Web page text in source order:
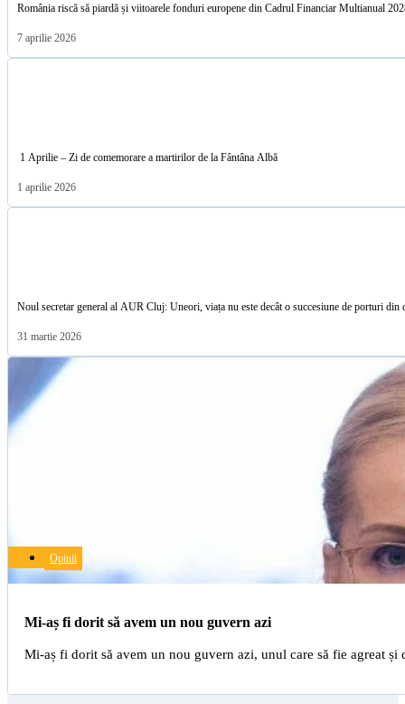
România riscă să piardă și viitoarele fonduri europene din Cadrul Financiar Multianual
7 aprilie 2026
1 Aprilie – Zi de comemorare a martirilor de la Fântâna Albă
1 aprilie 2026
Noul secretar general al AUR Cluj: Uneori, viața nu este decât o succesiune de porturi din
31 martie 2026
Mi-aș fi dorit să avem un nou guvern azi
Opinii
Mi-aș fi dorit să avem un nou guvern azi, unul care să fie agreat